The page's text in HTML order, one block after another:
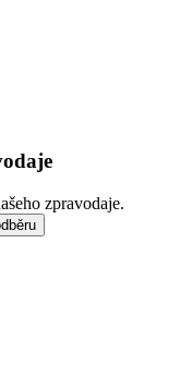
zpravodaje.